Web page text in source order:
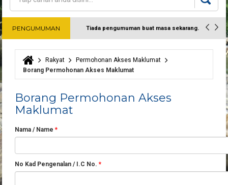
Borang carian
PENGUMUMAN Tiada pengumuman buat masa sekarang.
Harap maklum
Anda di sini
Rakyat
Permohonan Akses Maklumat
Borang Permohonan Akses Maklumat
Borang Permohonan Akses
Maklumat
Nama / Name*
No Kad Pengenalan / I.C No.*